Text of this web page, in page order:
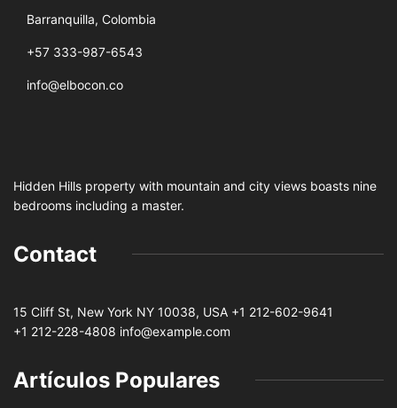
Barranquilla, Colombia
+57 333-987-6543
info@elbocon.co
Hidden Hills property with mountain and city views boasts nine
bedrooms including a master.
Contact
15 Cliff St, New York NY 10038, USA +1 212-602-9641
+1 212-228-4808 info@example.com
Artículos Populares